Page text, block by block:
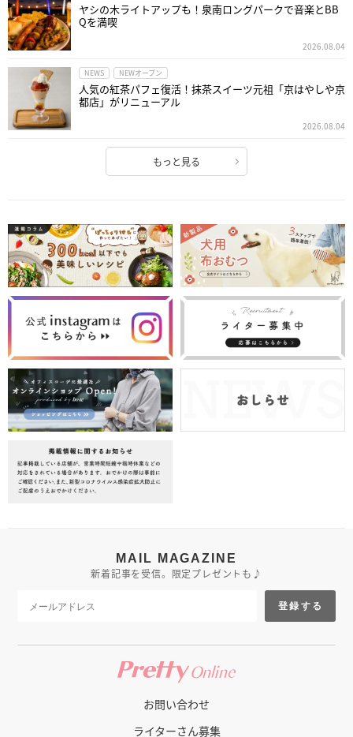
ヤシの木ライトアップも！泉南ロングパークで音楽とBB
Qを満喫
2026.08.04
NEWS NEWオープン
人気の紅茶パフェ復活！抹茶スイーツ元祖「京はやしや京
都店」がリニューアル
2026.08.04
もっと見る
MAIL MAGAZINE
新着記事を受信。限定プレゼントも♪
登録する
お問い合わせ
ライターさん募集